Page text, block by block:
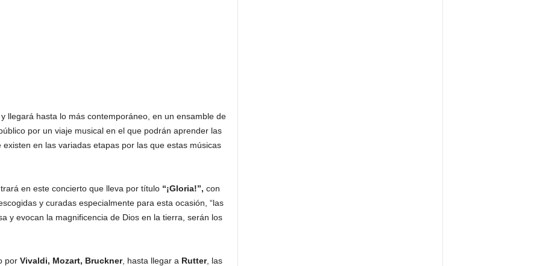
llegará hasta lo más contemporáneo, en un ensamble de
por un viaje musical en el que podrán aprender las
en las variadas etapas por las que estas músicas
en este concierto que lleva por título “¡Gloria!”, con
y curadas especialmente para esta ocasión, “las
y evocan la magnificencia de Dios en la tierra, serán los
por Vivaldi, Mozart, Bruckner, hasta llegar a Rutter, las